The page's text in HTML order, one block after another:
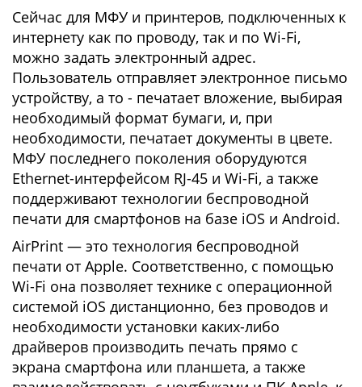
Сейчас для МФУ и принтеров, подключенных к
интернету как по проводу, так и по Wi-Fi,
можно задать электронный адрес.
Пользователь отправляет электронное письмо
устройству, а то - печатает вложение, выбирая
необходимый формат бумаги, и, при
необходимости, печатает документы в цвете.
МФУ последнего поколения оборудуются
Ethernet-интерфейсом RJ-45 и Wi-Fi, а также
поддерживают технологии беспроводной
печати для смартфонов на базе iOS и Android.
AirPrint — это технология беспроводной
печати от Apple. Соответственно, с помощью
Wi-Fi она позволяет технике с операционной
системой iOS дистанционно, без проводов и
необходимости установки каких-либо
драйверов производить печать прямо с
экрана смартфона или планшета, а также